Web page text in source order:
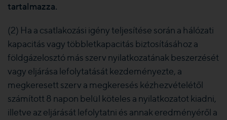
tartalmazza.
(2) Ha a csatlakozási igény teljesítése során a hálózati
kapacitás vagy többletkapacitás biztosításához a
földgázelosztó más szerv nyilatkozatának beszerzését
vagy eljárása lefolytatását kezdeményezte, a
megkeresett szerv a megkeresés kézhezvételétől
számított 8 napon belül köteles a nyilatkozatot kiadni,
illetve az eljárását lefolytatni és annak eredményéről a